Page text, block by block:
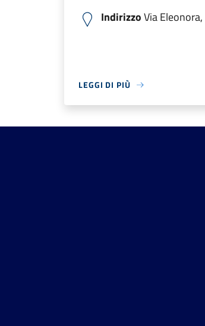
IndirizzoVia
LEGGI DI PIÙ